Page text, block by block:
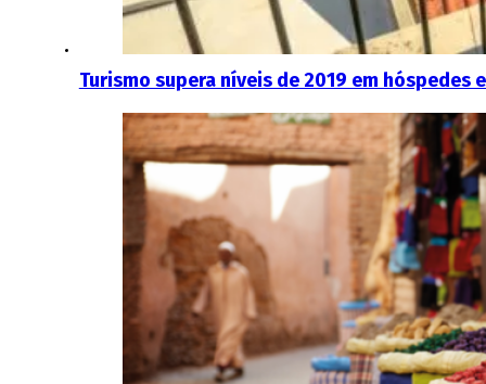
Turismo supera níveis de 2019 em